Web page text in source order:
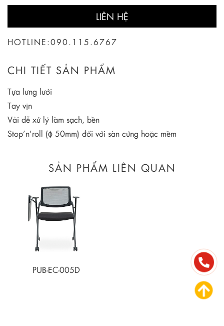
LIÊN HỆ
HOTLINE:090.115.6767
CHI TIẾT SẢN PHẨM
Tựa lưng lưới
Tay vịn
Vải dễ xử lý làm sạch, bền
Stop’n’roll (ϕ 50mm) đối với sàn cứng hoặc mềm
SẢN PHẨM LIÊN QUAN
PUB-EC-005D